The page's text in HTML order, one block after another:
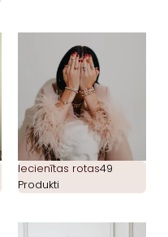
Iecienītas rotas49
Produkti